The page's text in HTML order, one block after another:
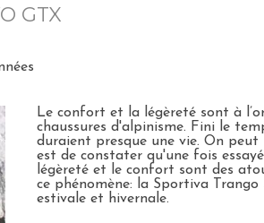
GTX
Le confort et la légèreté sont à
chaussures d'alpinisme. Fini le
duraient presque une vie. On
est de constater qu'une fois
légèreté et le confort sont des
ce phénomène: la Sportiva
estivale et hivernale.